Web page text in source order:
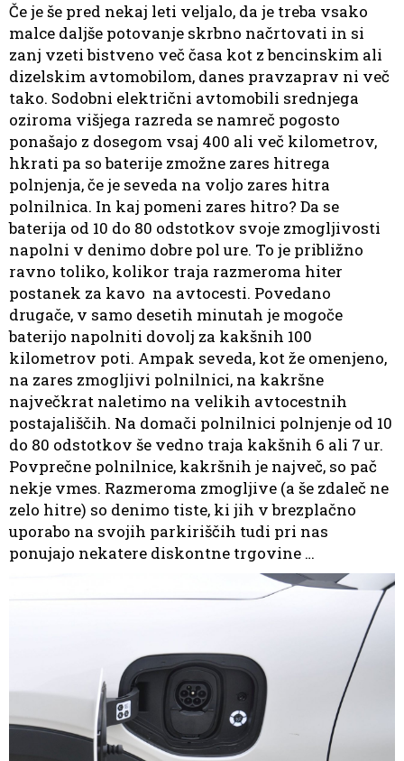
Če je še pred nekaj leti veljalo, da je treba vsako
malce daljše potovanje skrbno načrtovati in si
zanj vzeti bistveno več časa kot z bencinskim ali
dizelskim avtomobilom, danes pravzaprav ni več
tako. Sodobni električni avtomobili srednjega
oziroma višjega razreda se namreč pogosto
ponašajo z dosegom vsaj 400 ali več kilometrov,
hkrati pa so baterije zmožne zares hitrega
polnjenja, če je seveda na voljo zares hitra
polnilnica. In kaj pomeni zares hitro? Da se
baterija od 10 do 80 odstotkov svoje zmogljivosti
napolni v denimo dobre pol ure. To je približno
ravno toliko, kolikor traja razmeroma hiter
postanek za kavo na avtocesti. Povedano
drugače, v samo desetih minutah je mogoče
baterijo napolniti dovolj za kakšnih 100
kilometrov poti. Ampak seveda, kot že omenjeno,
na zares zmogljivi polnilnici, na kakršne
največkrat naletimo na velikih avtocestnih
postajališčih. Na domači polnilnici polnjenje od 10
do 80 odstotkov še vedno traja kakšnih 6 ali 7 ur.
Povprečne polnilnice, kakršnih je največ, so pač
nekje vmes. Razmeroma zmogljive (a še zdaleč ne
zelo hitre) so denimo tiste, ki jih v brezplačno
uporabo na svojih parkiriščih tudi pri nas
ponujajo nekatere diskontne trgovine …